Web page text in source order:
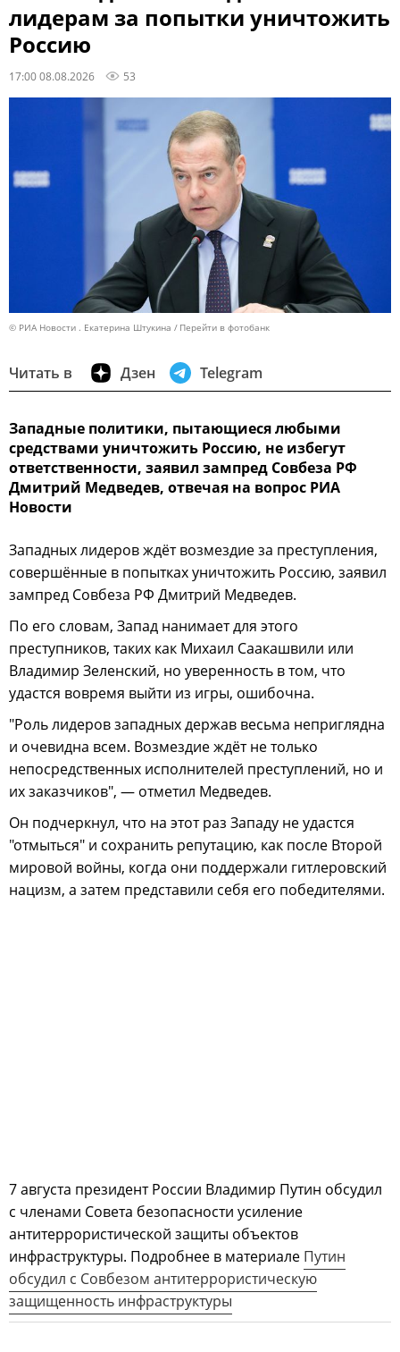
лидерам за попытки уничтожить
Россию
17:00 08.08.2026 53
© РИА Новости . Екатерина Штукина Перейти в фотобанк
Читать в Дзен Telegram
Западные политики, пытающиеся любыми
средствами уничтожить Россию, не избегут
ответственности, заявил зампред Совбеза РФ
Дмитрий Медведев, отвечая на вопрос РИА
Новости
Западных лидеров ждёт возмездие за преступления,
совершённые в попытках уничтожить Россию, заявил
зампред Совбеза РФ Дмитрий Медведев.
По его словам, Запад нанимает для этого
преступников, таких как Михаил Саакашвили или
Владимир Зеленский, но уверенность в том, что
удастся вовремя выйти из игры, ошибочна.
"Роль лидеров западных держав весьма неприглядна
и очевидна всем. Возмездие ждёт не только
непосредственных исполнителей преступлений, но и
их заказчиков", — отметил Медведев.
Он подчеркнул, что на этот раз Западу не удастся
"отмыться" и сохранить репутацию, как после Второй
мировой войны, когда они поддержали гитлеровский
нацизм, а затем представили себя его победителями.
7 августа президент России Владимир Путин обсудил
с членами Совета безопасности усиление
антитеррористической защиты объектов
инфраструктуры. Подробнее в материале Путин
обсудил с Совбезом антитеррористическую
защищенность инфраструктуры